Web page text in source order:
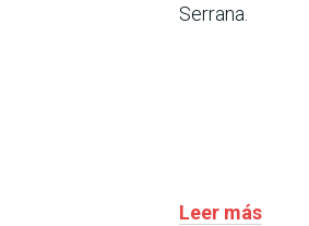
Serrana.
Leer más